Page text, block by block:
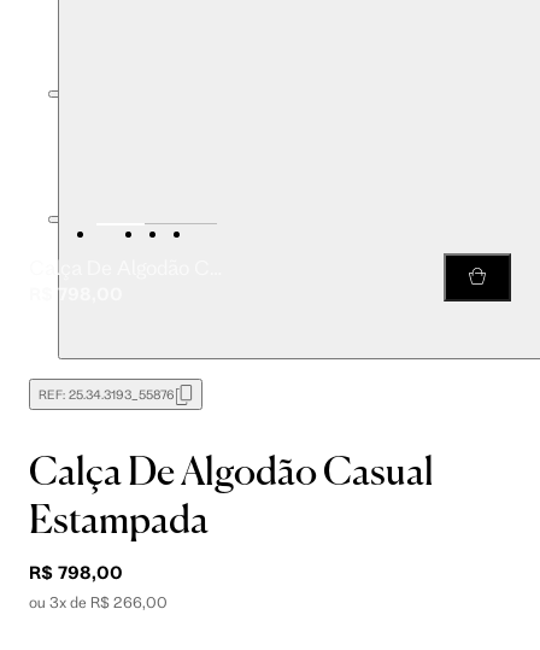
R$ 798,00
REF: 25.34.3193_55876
Calça De Algodão Casual
Estampada
R$ 798,00
ou 3x de R$ 266,00